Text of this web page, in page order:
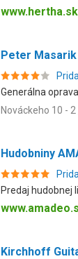
www.hertha.sk
Peter Masarik
Generálna
Nováckeho 10 -
Hudobniny
Predaj hudobnej
Kirchhoff